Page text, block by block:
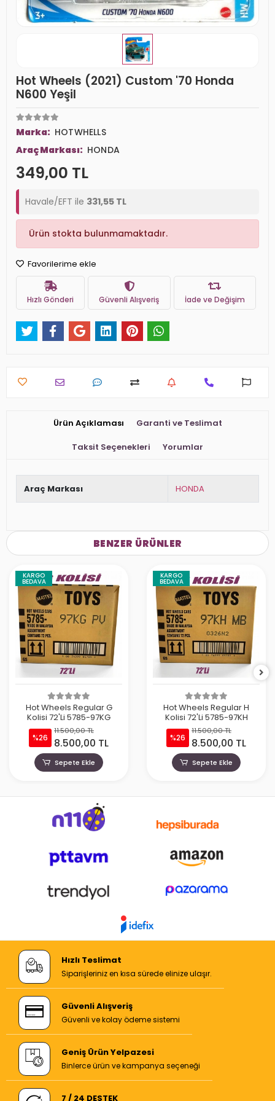
Hot Wheels (2021) Custom '70 Honda
N600 Yeşil
Marka: HOTWHELLS
Araç Markası: HONDA
349,00 TL
Havale/EFT ile 331,55 TL
Ürün stokta bulunmamaktadır.
Favorilerime ekle
Hızlı Gönderi Güvenli Alışveriş İade ve Değişim
Ürün Açıklaması Garanti ve Teslimat
Taksit Seçenekleri Yorumlar
Araç Markası HONDA
BENZER ÜRÜNLER
KARGO
BEDAVA
Hot Wheels Regular G
Kolisi 72'Li 5785-97KG
%26
11.500,00 TL
8.500,00 TL
Sepete Ekle
KARGO
BEDAVA
Hot Wheels Regular H
Kolisi 72'Li 5785-97KH
%26
11.500,00 TL
8.500,00 TL
Sepete Ekle
Hızlı Teslimat
Siparişleriniz en kısa sürede elinize ulaşır.
Güvenli Alışveriş
Güvenli ve kolay ödeme sistemi
Geniş Ürün Yelpazesi
Binlerce ürün ve kampanya seçeneği
7 / 24 DESTEK